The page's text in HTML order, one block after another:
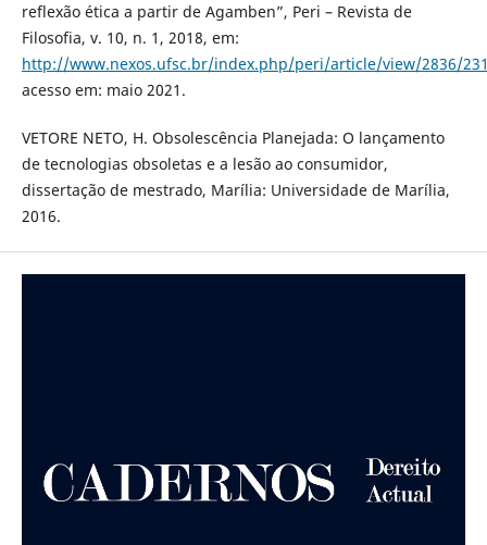
reflexão ética a partir de Agamben”, Peri – Revista de
Filosofia, v. 10, n. 1, 2018, em:
http://www.nexos.ufsc.br/index.php/peri/article/view/2836/
acesso em: maio 2021.
VETORE NETO, H. Obsolescência Planejada: O lançamento
de tecnologias obsoletas e a lesão ao consumidor,
dissertação de mestrado, Marília: Universidade de Marília,
2016.